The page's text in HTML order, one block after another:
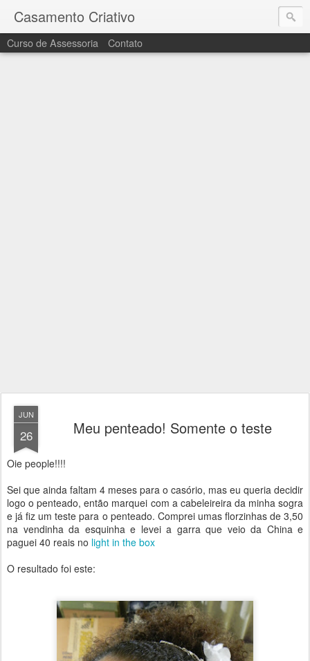
Casamento Criativo
Curso de Assessoria Contato
JUN
26 Meu penteado! Somente o teste
Oie people!!!!
Sei que ainda faltam 4 meses para o casório, mas eu queria decidir
logo o penteado, então marquei com a cabeleireira da minha sogra
e já fiz um teste para o penteado. Comprei umas florzinhas de 3,50
na vendinha da esquinha e levei a garra que veio da China e
paguei 40 reais no light in the box
O resultado foi este: